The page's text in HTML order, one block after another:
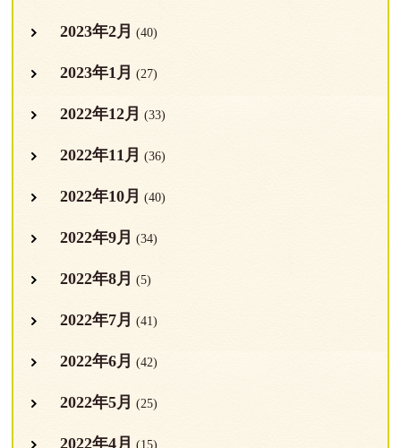
2023年2月 (40)
2023年1月 (27)
2022年12月 (33)
2022年11月 (36)
2022年10月 (40)
2022年9月 (34)
2022年8月 (5)
2022年7月 (41)
2022年6月 (42)
2022年5月 (25)
2022年4月 (15)